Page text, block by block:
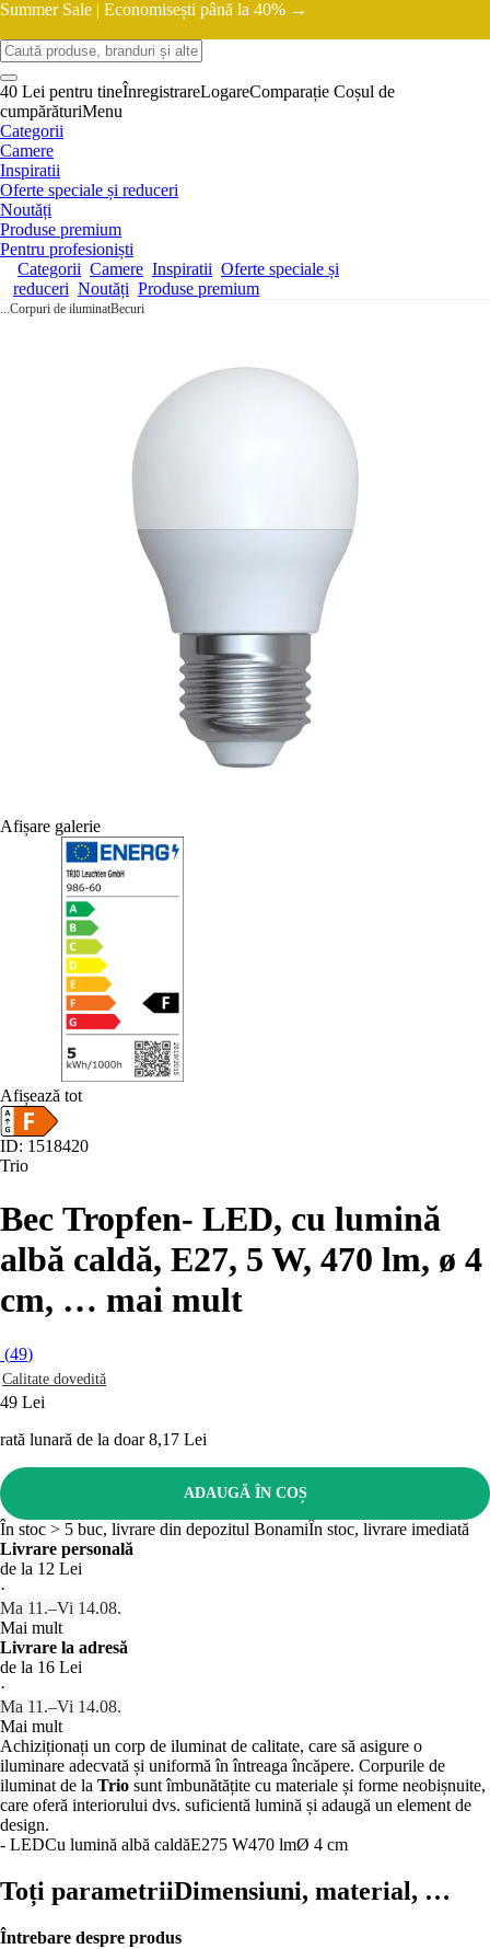
Summer Sale | Economisești până la 40% →
40 Lei pentru tineÎnregistrareLogareComparație Coșul de
cumpărăturiMenu
Categorii
Camere
Inspiratii
Oferte speciale și reduceri
Noutăți
Produse premium
Pentru profesioniști
Categorii Camere Inspiratii Oferte speciale și
reduceri Noutăți Produse premium
...Corpuri de iluminatBecuri
Afișare galerie
Afișează tot
ID: 1518420
Trio
Bec Tropfen- LED, cu lumină
albă caldă, E27, 5 W, 470 lm, ø 4
cm, … mai mult
(49)
Calitate dovedită
49 Lei
rată lunară de la doar 8,17 Lei
ADAUGĂ ÎN COȘ
În stoc > 5 buc, livrare din depozitul BonamiÎn stoc, livrare imediată
Livrare personală
de la 12 Lei
·
Ma 11.–Vi 14.08.
Mai mult
Livrare la adresă
de la 16 Lei
·
Ma 11.–Vi 14.08.
Mai mult
Achiziționați un corp de iluminat de calitate, care să asigure o
iluminare adecvată și uniformă în întreaga încăpere. Corpurile de
iluminat de la Trio sunt îmbunătățite cu materiale și forme neobișnuite,
care oferă interiorului dvs. suficientă lumină și adaugă un element de
design.
- LEDCu lumină albă caldăE275 W470 lmØ 4 cm
Toți parametriiDimensiuni, material, …
Întrebare despre produs